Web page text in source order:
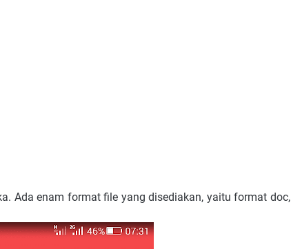
Ada enam format file yang disediakan, yaitu format doc,